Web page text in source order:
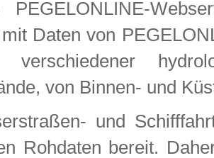
Daten von
verschiedener
von Binnen- und
und
Rohdaten bereit.